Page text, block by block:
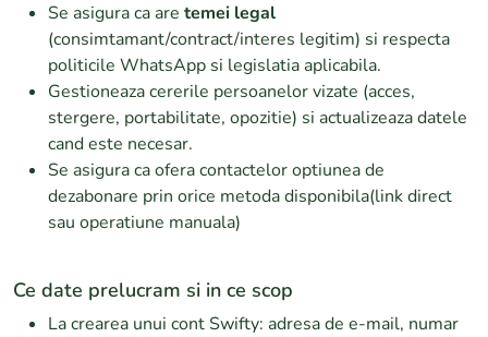
Se asigura ca are temei legal
(consimtamant/contract/interes legitim) si respecta
politicile WhatsApp si legislatia aplicabila.
Gestioneaza cererile persoanelor vizate (acces,
stergere, portabilitate, opozitie) si actualizeaza datele
cand este necesar.
Se asigura ca ofera contactelor optiunea de
dezabonare prin orice metoda disponibila(link direct
sau operatiune manuala)
Ce date prelucram si in ce scop
La crearea unui cont Swifty: adresa de e-mail, numar